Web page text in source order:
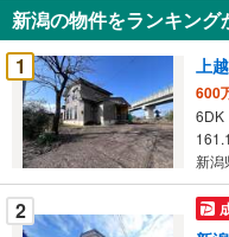
を
受
け
取
る
・
条
件
新潟の物件をランキング
1
上
600
6DK
新潟
2